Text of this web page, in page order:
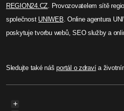
REGION24.CZ . Provozovatelem sítě
společnost UNIWEB . Online agentura
poskytuje tvorbu webů, SEO služby a
Sledujte také nášportál o zdravía
+